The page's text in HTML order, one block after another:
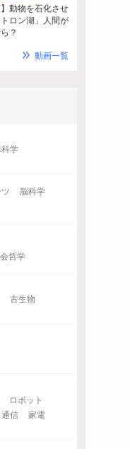
】動物を石化させ
ロン湖」人間が
？
動画一覧
学
脳科学
哲学
古生物
ロボット
信 家電